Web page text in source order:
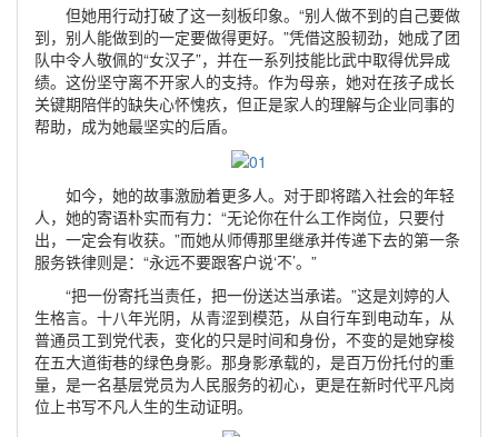
但她用行动打破了这一刻板印象。“别人做不到的自己要做
到，别人能做到的一定要做得更好。”凭借这股韧劲，她成了团
队中令人敬佩的“女汉子”，并在一系列技能比武中取得优异成
绩。这份坚守离不开家人的支持。作为母亲，她对在孩子成长
关键期陪伴的缺失心怀愧疚，但正是家人的理解与企业同事的
帮助，成为她最坚实的后盾。
如今，她的故事激励着更多人。对于即将踏入社会的年轻
人，她的寄语朴实而有力：“无论你在什么工作岗位，只要付
出，一定会有收获。”而她从师傅那里继承并传递下去的第一条
服务铁律则是：“永远不要跟客户说‘不’。”
“把一份寄托当责任，把一份送达当承诺。”这是刘婷的人
生格言。十八年光阴，从青涩到模范，从自行车到电动车，从
普通员工到党代表，变化的只是时间和身份，不变的是她穿梭
在五大道街巷的绿色身影。那身影承载的，是百万份托付的重
量，是一名基层党员为人民服务的初心，更是在新时代平凡岗
位上书写不凡人生的生动证明。